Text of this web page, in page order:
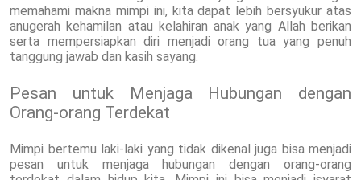
memahami makna mimpi ini, kita dapat lebih bersyukur atas
anugerah kehamilan atau kelahiran anak yang Allah berikan
serta mempersiapkan diri menjadi orang tua yang penuh
tanggung jawab dan kasih sayang.
Pesan untuk Menjaga Hubungan dengan
Orang-orang Terdekat
Mimpi bertemu laki-laki yang tidak dikenal juga bisa menjadi
pesan untuk menjaga hubungan dengan orang-orang